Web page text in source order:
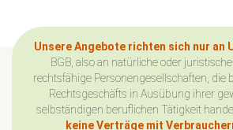
Unsere Angebote richten sich nur an
BGB, also an natürliche oder
rechtsfähige Personengesellschaften, die
Rechtsgeschäfts in Ausübung ihrer
selbständigen beruflichen Tätigkeit
keine Verträge mit